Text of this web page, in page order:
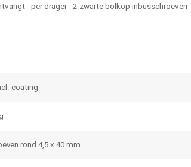
- per drager - 2 zwarte bolkop inbusschroeven
coating
rond 4,5 x 40 mm